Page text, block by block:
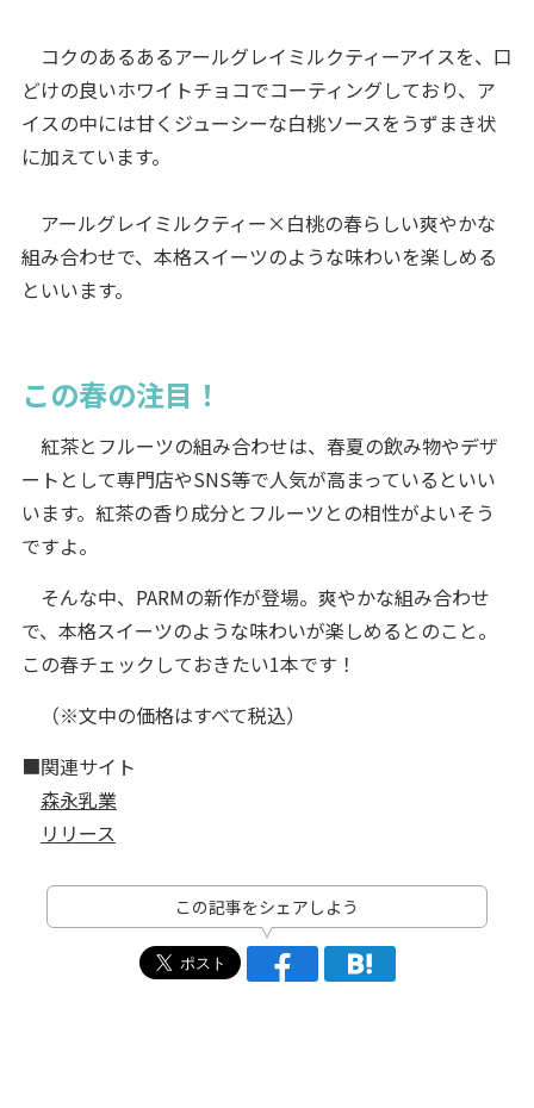
コクのあるあるアールグレイミルクティーアイスを、口
どけの良いホワイトチョコでコーティングしており、ア
イスの中には甘くジューシーな白桃ソースをうずまき状
に加えています。
アールグレイミルクティー×白桃の春らしい爽やかな
組み合わせで、本格スイーツのような味わいを楽しめる
といいます。
この春の注目！
紅茶とフルーツの組み合わせは、春夏の飲み物やデザ
ートとして専門店やSNS等で人気が高まっているといい
います。紅茶の香り成分とフルーツとの相性がよいそう
ですよ。
そんな中、PARMの新作が登場。爽やかな組み合わせ
で、本格スイーツのような味わいが楽しめるとのこと。
この春チェックしておきたい1本です！
（※文中の価格はすべて税込）
■関連サイト
森永乳業
リリース
この記事をシェアしよう